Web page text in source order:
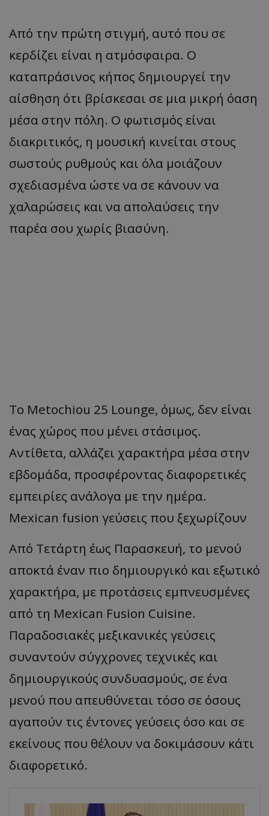
Από την πρώτη στιγμή, αυτό που σε
κερδίζει είναι η ατμόσφαιρα. Ο
καταπράσινος κήπος δημιουργεί την
αίσθηση ότι βρίσκεσαι σε μια μικρή όαση
μέσα στην πόλη. Ο φωτισμός είναι
διακριτικός, η μουσική κινείται στους
σωστούς ρυθμούς και όλα μοιάζουν
σχεδιασμένα ώστε να σε κάνουν να
χαλαρώσεις και να απολαύσεις την
παρέα σου χωρίς βιασύνη.
Το Metochiou 25 Lounge, όμως, δεν είναι
ένας χώρος που μένει στάσιμος.
Αντίθετα, αλλάζει χαρακτήρα μέσα στην
εβδομάδα, προσφέροντας διαφορετικές
εμπειρίες ανάλογα με την ημέρα.
Mexican fusion γεύσεις που ξεχωρίζουν
Από Τετάρτη έως Παρασκευή, το μενού
αποκτά έναν πιο δημιουργικό και εξωτικό
χαρακτήρα, με προτάσεις εμπνευσμένες
από τη Mexican Fusion Cuisine.
Παραδοσιακές μεξικανικές γεύσεις
συναντούν σύγχρονες τεχνικές και
δημιουργικούς συνδυασμούς, σε ένα
μενού που απευθύνεται τόσο σε όσους
αγαπούν τις έντονες γεύσεις όσο και σε
εκείνους που θέλουν να δοκιμάσουν κάτι
διαφορετικό.